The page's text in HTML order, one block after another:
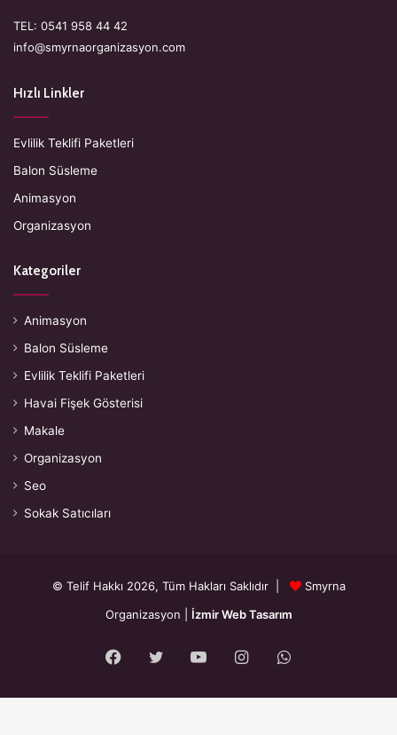
TEL: 0541 958 44 42
info@smyrnaorganizasyon.com
Hızlı Linkler
Evlilik Teklifi Paketleri
Balon Süsleme
Animasyon
Organizasyon
Kategoriler
Animasyon
Balon Süsleme
Evlilik Teklifi Paketleri
Havai Fişek Gösterisi
Makale
Organizasyon
Seo
Sokak Satıcıları
© Telif Hakkı 2026, Tüm Hakları Saklıdır |
Smyrna
Organizasyon
İzmir Web Tasarım
Facebook
TwitterYouTubeInstagramWhatsApp